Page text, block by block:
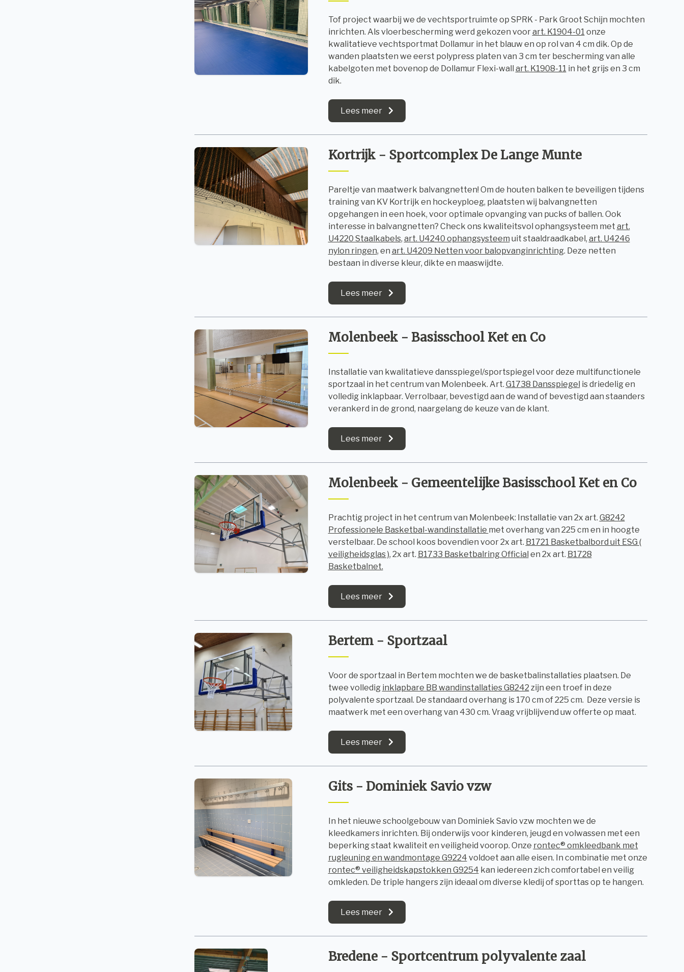
Tof project waarbij we de vechtsportruimte op SPRK - Park Groot Schijn mochten
inrichten. Als vloerbescherming werd gekozen voorart. K1904-01 onze
kwalitatieve vechtsportmat Dollamur in het blauw en op rol van 4 cm dik. Op de
wanden plaatsten we eerst polypress platen van 3 cm ter bescherming van alle
kabelgoten met bovenop de Dollamur Flexi-wall art. K1908-11 in het grijs en 3 cm
dik.
Lees meer
Kortrijk - Sportcomplex De Lange Munte
Pareltje van maatwerk balvangnetten! Om de houten balken te beveiligen tijdens
training van KV Kortrijk en hockeyploeg, plaatsten wij balvangnetten
opgehangen in een hoek, voor optimale opvanging van pucks of ballen. Ook
interesse in balvangnetten? Check ons kwaliteitsvol ophangsysteem met art.
U4220 Staalkabels, art. U4240 ophangsysteem uit staaldraadkabel, art. U4246
nylon ringen, en art. U4209 Netten voor balopvanginrichting. Deze netten
bestaan in diverse kleur, dikte en maaswijdte.
Lees meer
Molenbeek - Basisschool Ket en Co
Installatie van kwalitatieve dansspiegel/sportspiegel voor deze multifunctionele
sportzaal in het centrum van Molenbeek. Art. G1738 Dansspiegel is driedelig en
volledig inklapbaar. Verrolbaar, bevestigd aan de wand of bevestigd aan staanders
verankerd in de grond, naargelang de keuze van de klant.
Lees meer
Molenbeek - Gemeentelijke Basisschool Ket en Co
Prachtig project in het centrum van Molenbeek: Installatie van 2x art. G8242
Professionele Basketbal-wandinstallatie met overhang van 225 cm en in hoogte
verstelbaar. De school koos bovendien voor 2x art. B1721 Basketbalbord uit ESG (
veiligheidsglas ), 2x art. B1733 Basketbalring Official en 2x art. B1728
Basketbalnet.
Lees meer
Bertem - Sportzaal
Voor de sportzaal in Bertem mochten we de basketbalinstallaties plaatsen. De
twee volledig inklapbare BB wandinstallaties G8242 zijn een troef in deze
polyvalente sportzaal. De standaard overhang is 170 cm of 225 cm. Deze versie is
maatwerk met een overhang van 430 cm. Vraag vrijblijvend uw offerte op maat.
Lees meer
Gits - Dominiek Savio vzw
In het nieuwe schoolgebouw van Dominiek Savio vzw mochten we de
kleedkamers inrichten. Bij onderwijs voor kinderen, jeugd en volwassen met een
beperking staat kwaliteit en veiligheid voorop. Onze rontec® omkleedbank met
rugleuning en wandmontage G9224 voldoet aan alle eisen. In combinatie met onze
rontec® veiligheidskapstokken G9254 kan iedereen zich comfortabel en veilig
omkleden. De triple hangers zijn ideaal om diverse kledij of sporttas op te hangen.
Lees meer
Bredene - Sportcentrum polyvalente zaal